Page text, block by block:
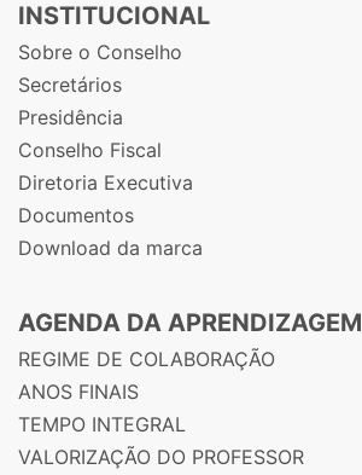
INSTITUCIONAL
Sobre o Conselho
Secretários
Presidência
Conselho Fiscal
Diretoria Executiva
Documentos
Download da marca
AGENDA DA APRENDIZAGEM
REGIME DE COLABORAÇÃO
ANOS FINAIS
TEMPO INTEGRAL
VALORIZAÇÃO DO PROFESSOR